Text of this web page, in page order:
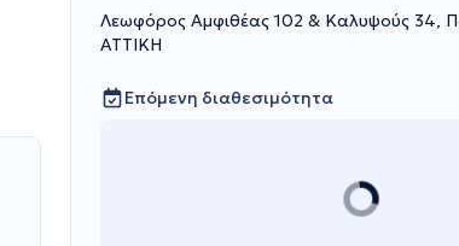
Λεωφόρος Αμφιθέας 102 & Καλυψούς 34,
ΑΤΤΙΚΗ
Επόμενη διαθεσιμότητα